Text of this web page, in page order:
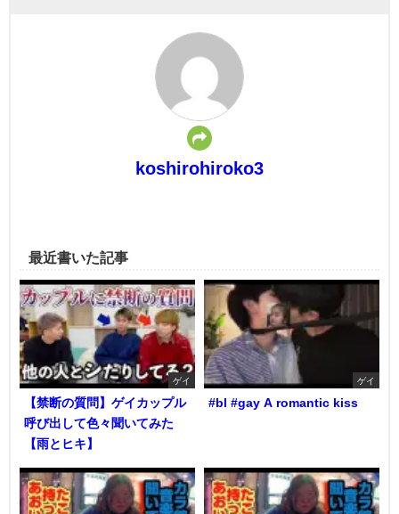
koshirohiroko3
最近書いた記事
ゲイ
【禁断の質問】ゲイカップル
呼び出して色々聞いてみた
【雨とヒキ】
ゲイ
#bl #gay A romantic kiss